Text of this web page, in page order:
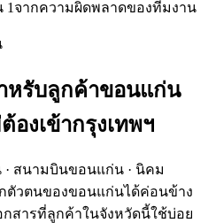
1จากความผิดพลาดของทีมงาน
หรับลูกค้าขอนแก่น
องเข้ากรุงเทพฯ
สนามบินขอนแก่น · นิคม
วตนของขอนแก่นได้ค่อนข้าง
กสารที่ลูกค้าในจังหวัดนี้ใช้บ่อย